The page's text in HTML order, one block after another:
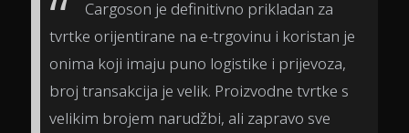
Cargoson je definitivno prikladan za
tvrtke orijentirane na e-trgovinu i koristan je
onima koji imaju puno logistike i prijevoza,
broj transakcija je velik. Proizvodne tvrtke s
velikim brojem narudžbi, ali zapravo sve